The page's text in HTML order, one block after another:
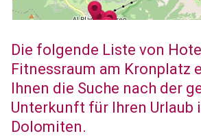
Die folgende Liste von
Fitnessraum am Kronplatz
Ihnen die Suche nach der
Unterkunft für Ihren Urlaub
Dolomiten.